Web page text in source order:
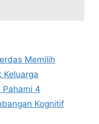
Memilih
Keluarga
Pahami 4
Kognitif